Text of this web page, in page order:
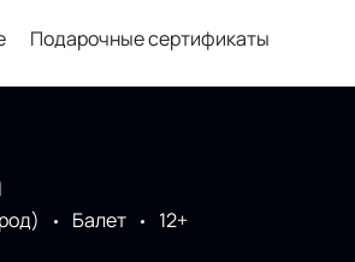
Подарочные сертификаты
Балет
12+